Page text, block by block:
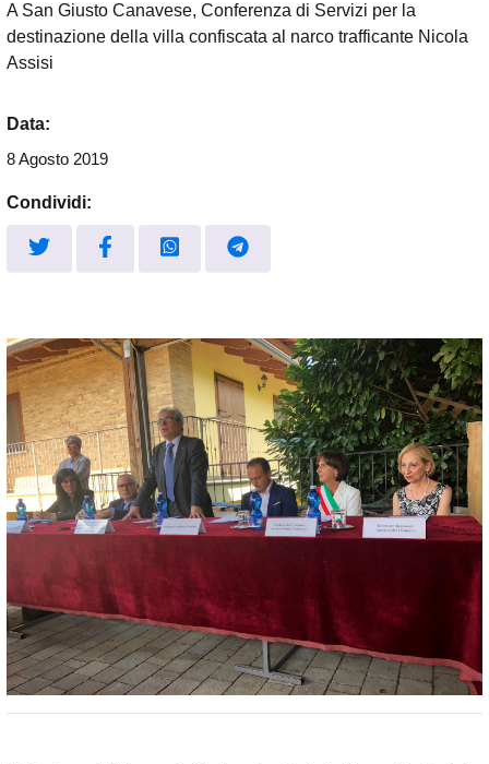
A San Giusto Canavese, Conferenza di Servizi per la
destinazione della villa confiscata al narco trafficante Nicola
Assisi
Data:
8 Agosto 2019
Condividi: